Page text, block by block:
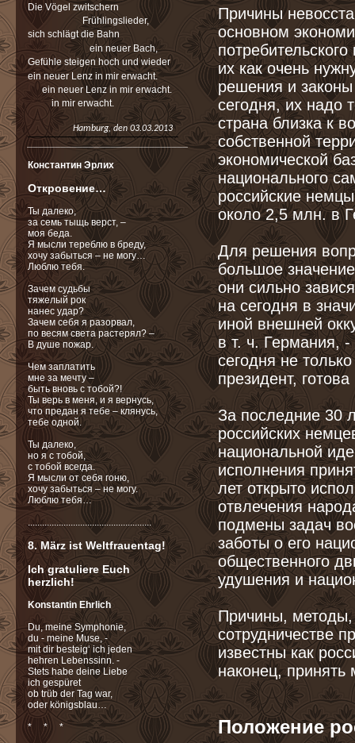
Причины
основном
их как очень
решения и
сегодня, их надо
страна близка к
собственной
экономической
национального
российские
около 2,5 млн. в
Для решения
большое
они сильно
на сегодня в
иной внешней
в т. ч. Германия,
сегодня не
президент,
За последние 30
российских
национальной
исполнения
лет открыто
отвлечения
подмены задач
заботы о его
общественного
удушения и
Причины,
сотрудничестве
известны как
наконец, принять
Положение
Die Vögel zwitschern
Frühlingslieder,
sich schlägt die Bahn
ein neuer Bach,
Gefühle steigen hoch und wieder
ein neuer Lenz in mir erwacht.
ein neuer Lenz in mir erwacht.
in mir erwacht.
Hamburg, den 03.03.2013
_____________________________
Константин Эрлих
Откровение…
Ты далеко,
за семь тыщь верст, –
моя беда.
Я мысли тереблю в бреду,
хочу забыться – не могу…
Люблю тебя.
Зачем судьбы
тяжелый рок
нанес удар?
Зачем себя я разорвал,
по весям света растерял? –
В душе пожар.
Чем заплатить
мне за мечту –
быть вновь с тобой?!
Ты верь в меня, и я вернусь,
что предан я тебе – клянусь,
тебе одной.
Ты далеко,
но я с тобой,
с тобой всегда.
Я мысли от себя гоню,
хочу забыться – не могу.
Люблю тебя…
....................................................
8. März ist Weltfrauentag!
Ich gratuliere Euch
herzlich!
Konstantin Ehrlich
Du, meine Symphonie,
du - meine Muse, -
mit dir besteig‘ ich jeden
hehren Lebenssinn. -
Stets habe deine Liebe
ich gespüret
ob trüb der Tag war,
oder königsblau…
* * *